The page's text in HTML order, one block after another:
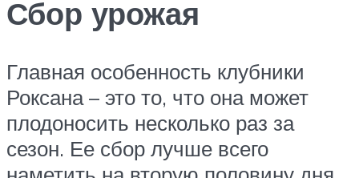
Сбор урожая
Главная особенность клубники
Роксана – это то, что она может
плодоносить несколько раз за
сезон. Ее сбор лучше всего